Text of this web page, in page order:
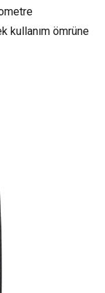
kullanım ömrüne